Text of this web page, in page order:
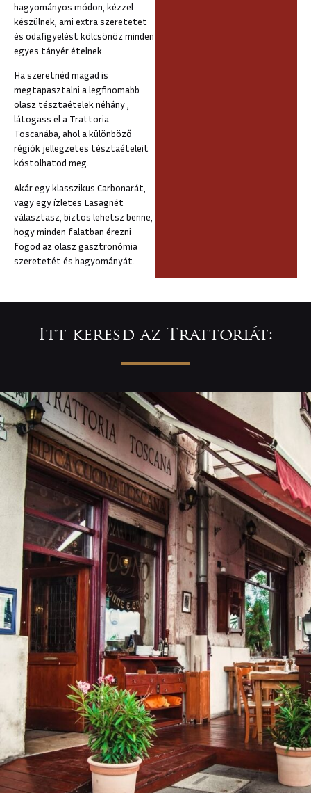
hagyományos módon, kézzel
készülnek, ami extra szeretetet
és odafigyelést kölcsönöz minden
egyes tányér ételnek.
Ha szeretnéd magad is
megtapasztalni a legfinomabb
olasz tésztaételek néhány ,
látogass el a Trattoria
Toscanába, ahol a különböző
régiók jellegzetes tésztaételeit
kóstolhatod meg.
Akár egy klasszikus Carbonarát,
vagy egy ízletes Lasagnét
választasz, biztos lehetsz benne,
hogy minden falatban érezni
fogod az olasz gasztronómia
szeretetét és hagyományát.
Itt keresd az Trattoriát: